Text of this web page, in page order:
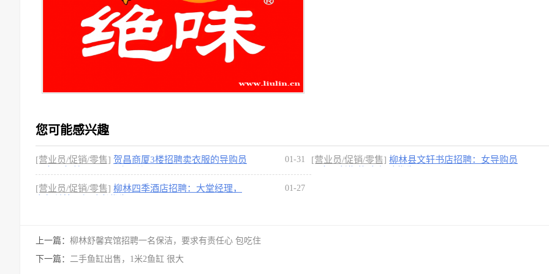
您可能感兴趣
[营业员/促销/零售] 贺昌商厦3楼招聘卖衣服的导购员
01-31 [营业员/促销/零售] 柳林县文轩书店招聘：女导购员
[营业员/促销/零售] 柳林四季酒店招聘：大堂经理，
01-27
上一篇： 柳林舒馨宾馆招聘一名保洁，要求有责任心 包吃住
下一篇： 二手鱼缸出售，1米2鱼缸 很大